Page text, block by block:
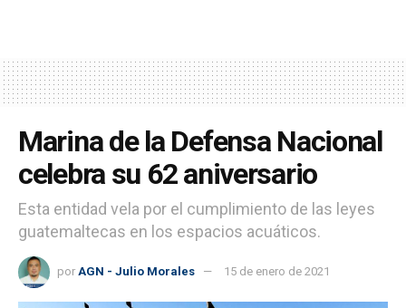
Marina de la Defensa Nacional
celebra su 62 aniversario
Esta entidad vela por el cumplimiento de las leyes
guatemaltecas en los espacios acuáticos.
por AGN - Julio Morales 15 de enero de 2021